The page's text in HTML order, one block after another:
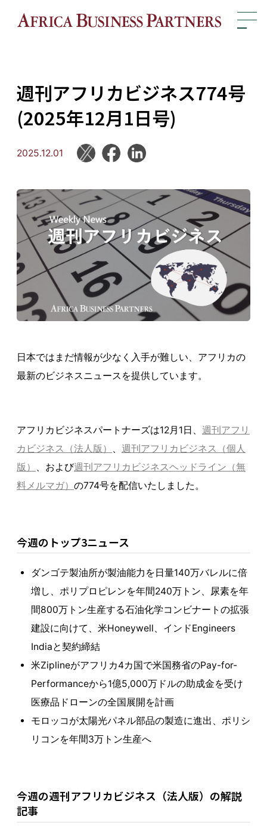
週刊アフリカビジネス774号
(2025年12月1日号)
2025.12.01
日本ではまだ情報が少なく入手が難しい、アフリカの
最新のビジネスニュースを提供しています。
アフリカビジネスパートナーズは12月1日、 週刊アフリ
カビジネス（法人版）
週刊アフリカビジネス（個人
版）
、および週刊アフリカビジネスヘッドライン（無
料メルマガ） の774号を配信いたしました。
今週のトップ3ニュース
ダンゴテ製油所が製油能力を日量140万バレルに倍
増し、ポリプロピレンを年間240万トン、尿素を年
間800万トン生産する石油化学コンビナートの拡張
建設に向けて、米Honeywell、インドEngineers
Indiaと契約締結
米Ziplineがアフリカ4カ国で米国務省のPay-for-
Performanceから1億5,000万ドルの助成金を受け
医療品ドローンの全国展開を計画
モロッコが太陽光パネル部品の製造に進出、ポリシ
リコンを年間3万トン生産へ
今週の週刊アフリカビジネス（法人版）の解説
記事